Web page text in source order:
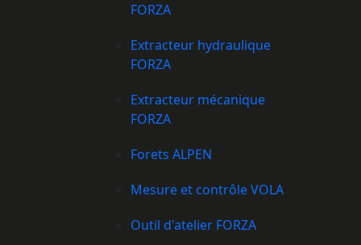
FORZA
Extracteur hydraulique
FORZA
Extracteur mécanique
FORZA
Forets ALPEN
Mesure et contrôle VOLA
Outil d'atelier FORZA